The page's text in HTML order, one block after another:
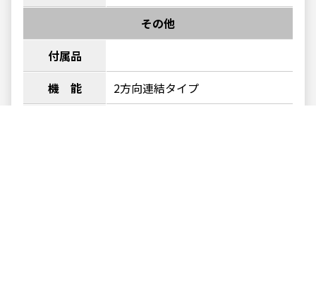
その他
付属品
機 能
2方向連結タイプ